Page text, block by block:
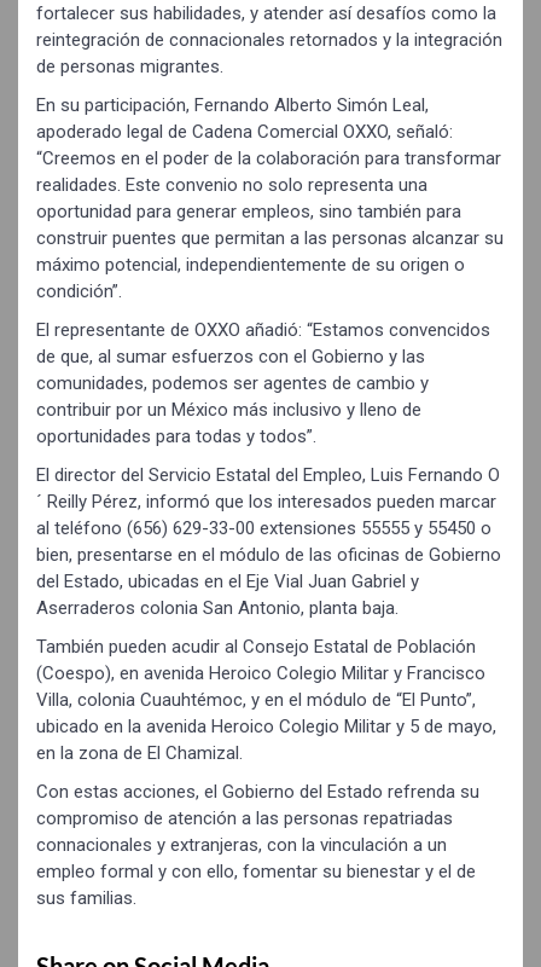
fortalecer sus habilidades, y atender así desafíos como la
reintegración de connacionales retornados y la integración
de personas migrantes.
En su participación, Fernando Alberto Simón Leal,
apoderado legal de Cadena Comercial OXXO, señaló:
“Creemos en el poder de la colaboración para transformar
realidades. Este convenio no solo representa una
oportunidad para generar empleos, sino también para
construir puentes que permitan a las personas alcanzar su
máximo potencial, independientemente de su origen o
condición”.
El representante de OXXO añadió: “Estamos convencidos
de que, al sumar esfuerzos con el Gobierno y las
comunidades, podemos ser agentes de cambio y
contribuir por un México más inclusivo y lleno de
oportunidades para todas y todos”.
El director del Servicio Estatal del Empleo, Luis Fernando O
´ Reilly Pérez, informó que los interesados pueden marcar
al teléfono (656) 629-33-00 extensiones 55555 y 55450 o
bien, presentarse en el módulo de las oficinas de Gobierno
del Estado, ubicadas en el Eje Vial Juan Gabriel y
Aserraderos colonia San Antonio, planta baja.
También pueden acudir al Consejo Estatal de Población
(Coespo), en avenida Heroico Colegio Militar y Francisco
Villa, colonia Cuauhtémoc, y en el módulo de “El Punto”,
ubicado en la avenida Heroico Colegio Militar y 5 de mayo,
en la zona de El Chamizal.
Con estas acciones, el Gobierno del Estado refrenda su
compromiso de atención a las personas repatriadas
connacionales y extranjeras, con la vinculación a un
empleo formal y con ello, fomentar su bienestar y el de
sus familias.